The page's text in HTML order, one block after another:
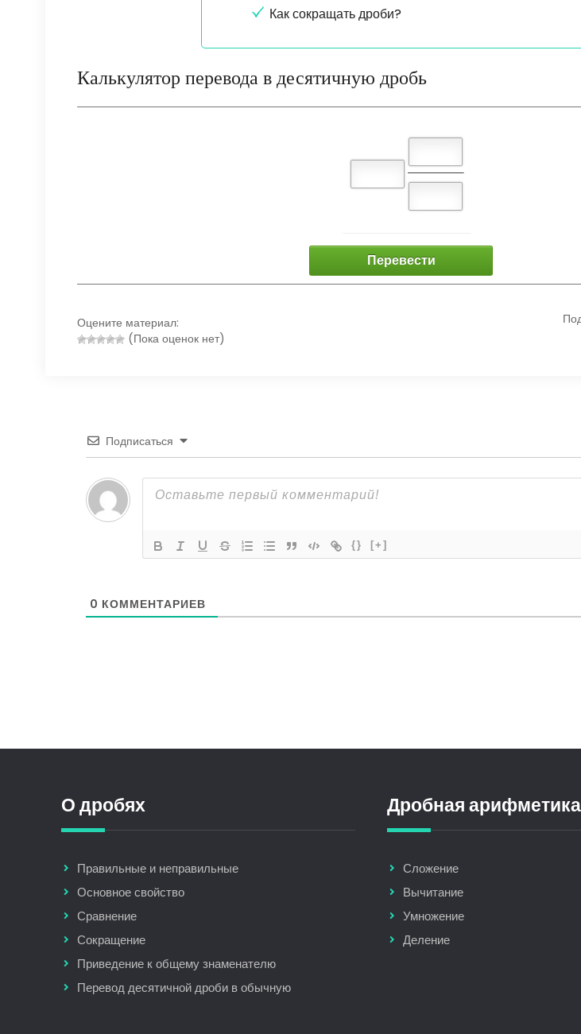
Как сокращать дроби?
Калькулятор перевода в десятичную дробь
Перевести
Оцените материал:
(Пока оценок нет)
Подписаться
{} [+]
0 КОММЕНТАРИЕВ
О дробях
Правильные и неправильные
Основное свойство
Сравнение
Сокращение
Приведение к общему знаменателю
Перевод десятичной дроби в обычную
Дробная арифметика
Сложение
Вычитание
Умножение
Деление